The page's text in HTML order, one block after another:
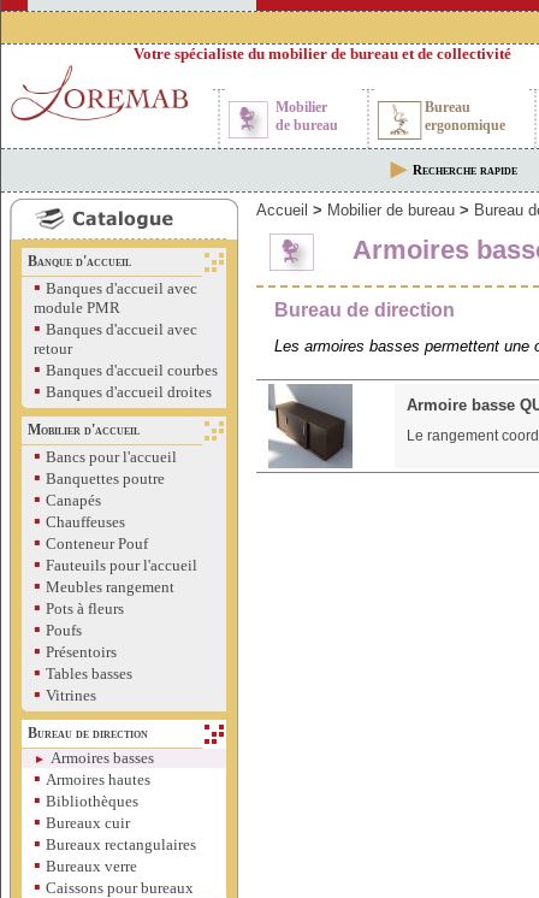
Votre spécialiste du mobilier de bureau et de collectivité
Mobilier
de bureau
Bureau
ergonomique
Recherche rapide
Banque d'accueil
▪ Banques d'accueil avec
module PMR
▪ Banques d'accueil avec
retour
▪ Banques d'accueil courbes
▪ Banques d'accueil droites
Mobilier d'accueil
▪ Bancs pour l'accueil
▪ Banquettes poutre
▪ Canapés
▪ Chauffeuses
▪ Conteneur Pouf
▪ Fauteuils pour l'accueil
▪ Meubles rangement
▪ Pots à fleurs
▪ Poufs
▪ Présentoirs
▪ Tables basses
▪ Vitrines
Bureau de direction
► Armoires basses
▪ Armoires hautes
▪ Bibliothèques
▪ Bureaux cuir
▪ Bureaux rectangulaires
▪ Bureaux verre
▪ Caissons pour bureaux
Accueil > Mobilier de bureau > Bureau
Armoires
Bureau de direction
Les armoires basses permettent une
Armoire basse
Le rangement